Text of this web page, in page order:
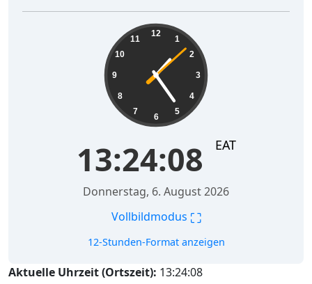
12
1
2
3
4
5
6
7
8
9
10
11
13:24:09 EAT
Donnerstag, 6. August 2026
Vollbildmodus ⛶
12-Stunden-Format anzeigen
Aktuelle Uhrzeit (Ortszeit): 13:24:09